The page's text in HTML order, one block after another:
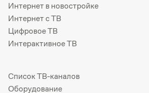
Интернет в новостройке
Интернет с ТВ
Цифровое ТВ
Интерактивное ТВ
Список ТВ-каналов
Оборудование